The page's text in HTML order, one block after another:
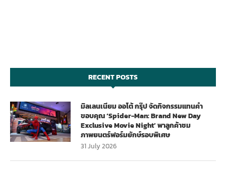
RECENT POSTS
มิลเลนเนียม ออโต้ กรุ๊ป จัดกิจกรรมแทนคำ
ขอบคุณ ‘Spider-Man: Brand New Day
Exclusive Movie Night’ พาลูกค้าชม
ภาพยนตร์ฟอร์มยักษ์รอบพิเศษ
31 July 2026